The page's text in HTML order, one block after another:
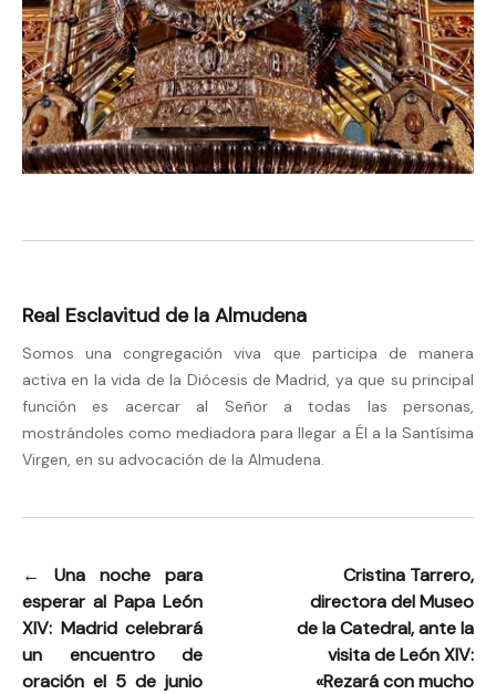
Real Esclavitud de la Almudena
Somos una congregación viva que participa de manera
activa en la vida de la Diócesis de Madrid, ya que su principal
función es acercar al Señor a todas las personas,
mostrándoles como mediadora para llegar a Él a la Santísima
Virgen, en su advocación de la Almudena.
Navegación
de
←
Una noche para
esperar al Papa León
XIV: Madrid celebrará
un encuentro de
oración el 5 de junio
Cristina Tarrero,
directora del Museo
de la Catedral, ante la
visita de León XIV:
«Rezará con mucho